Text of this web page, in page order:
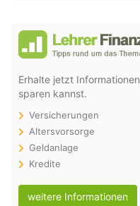
Erhalte jetzt
sparen kannst.
Versicherungen
Altersvorsorge
Geldanlage
Kredite
weitere Informationen